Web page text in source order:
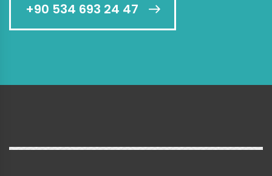
+90 534 693 24 47